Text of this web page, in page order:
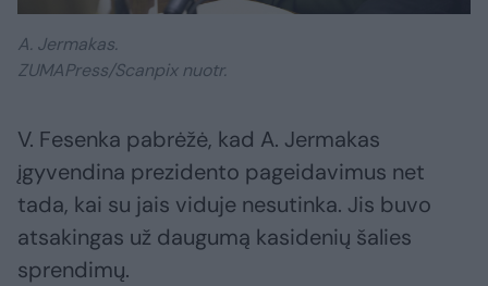
A. Jermakas.
ZUMAPress/Scanpix nuotr.
V. Fesenka pabrėžė, kad A. Jermakas
įgyvendina prezidento pageidavimus net
tada, kai su jais viduje nesutinka. Jis buvo
atsakingas už daugumą kasidenių šalies
sprendimų.